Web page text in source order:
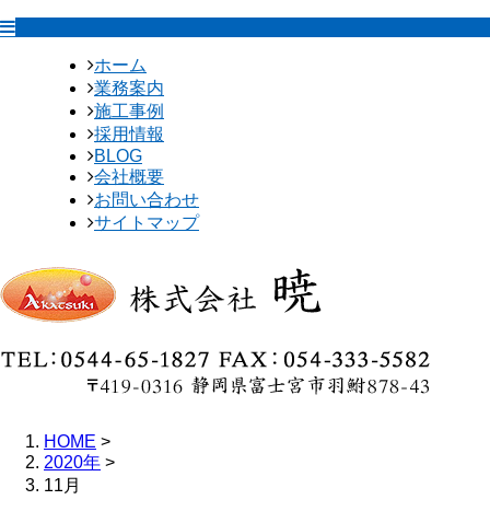
ホーム
業務案内
施工事例
採用情報
BLOG
会社概要
お問い合わせ
サイトマップ
HOME >
2020年 >
11月